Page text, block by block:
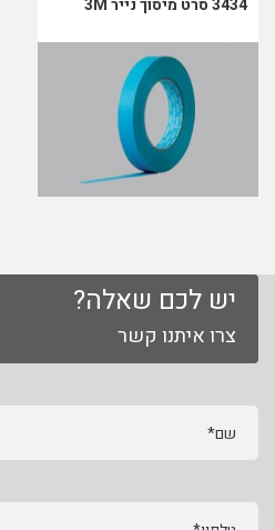
3434 סרט מיסוך נייר 3M
יש לכם שאלה?
צרו איתנו קשר
שם*